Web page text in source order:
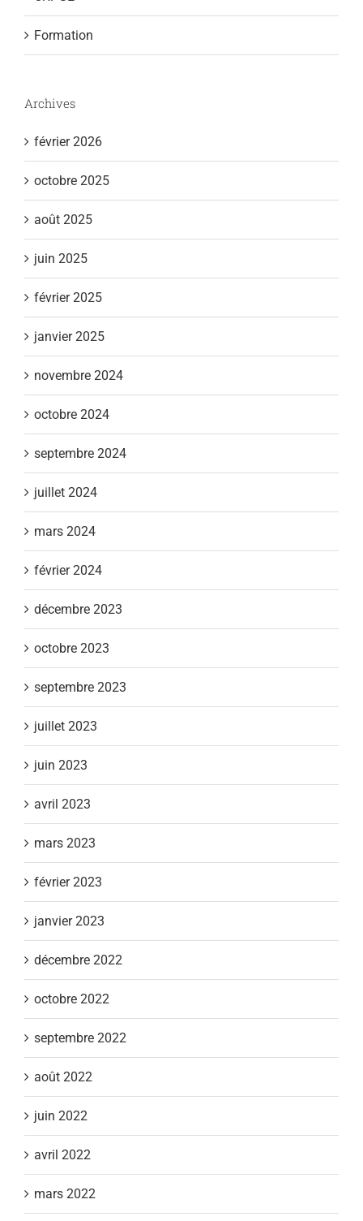
Formation
Archives
février 2026
octobre 2025
août 2025
juin 2025
février 2025
janvier 2025
novembre 2024
octobre 2024
septembre 2024
juillet 2024
mars 2024
février 2024
décembre 2023
octobre 2023
septembre 2023
juillet 2023
juin 2023
avril 2023
mars 2023
février 2023
janvier 2023
décembre 2022
octobre 2022
septembre 2022
août 2022
juin 2022
avril 2022
mars 2022